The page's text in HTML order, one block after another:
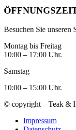
Besuchen Sie unseren
Montag bis Freitag
10:00 – 17:00 Uhr.
Samstag
10:00 – 15:00 Uhr.
© copyright – Teak &
Impressum